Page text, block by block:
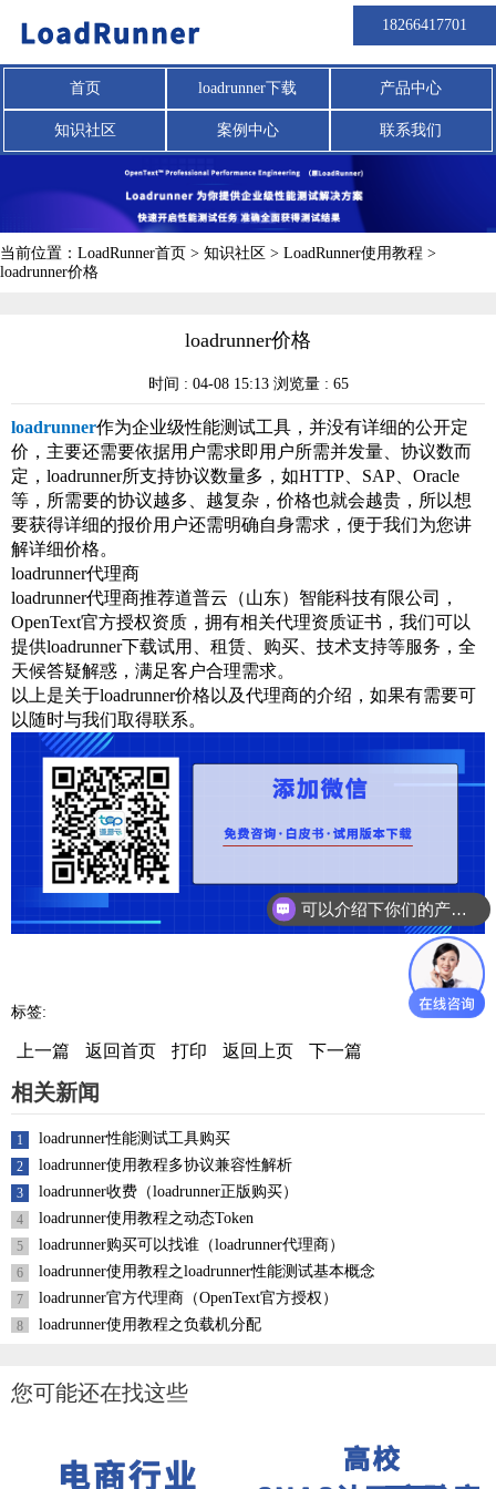
18266417701
首页 loadrunner下载 产品中心
知识社区 案例中心 联系我们
当前位置： LoadRunner首页 > 知识社区 > LoadRunner使用教程 >
loadrunner价格
loadrunner价格
时间 : 04-08 15:13 浏览量 : 65
loadrunner作为企业级性能测试工具，并没有详细的公开定
价，主要还需要依据用户需求即用户所需并发量、协议数而
定，loadrunner所支持协议数量多，如HTTP、SAP、Oracle
等，所需要的协议越多、越复杂，价格也就会越贵，所以想
要获得详细的报价用户还需明确自身需求，便于我们为您讲
解详细价格。
loadrunner代理商
loadrunner代理商推荐道普云（山东）智能科技有限公司，
OpenText官方授权资质，拥有相关代理资质证书，我们可以
提供loadrunner下载试用、租赁、购买、技术支持等服务，全
天候答疑解惑，满足客户合理需求。
以上是关于loadrunner价格以及代理商的介绍，如果有需要可
以随时与我们取得联系。
标签:
上一篇 返回首页 打印 返回上页 下一篇
相关新闻
1 loadrunner性能测试工具购买
2 loadrunner使用教程多协议兼容性解析
3 loadrunner收费（loadrunner正版购买）
4 loadrunner使用教程之动态Token
5 loadrunner购买可以找谁（loadrunner代理商）
6 loadrunner使用教程之loadrunner性能测试基本概念
7 loadrunner官方代理商（OpenText官方授权）
8 loadrunner使用教程之负载机分配
您可能还在找这些
可以介绍下你们的产品么